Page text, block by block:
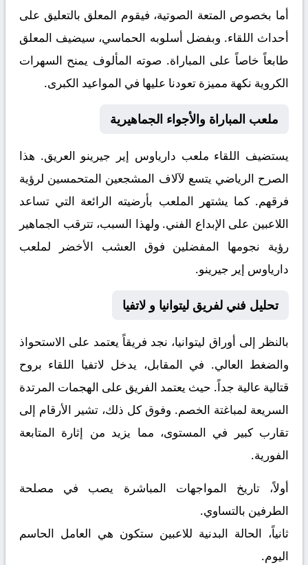
أما بخصوص المتعة الصوتية، فيقوم المعلق بالتعليق على
أحداث اللقاء. وبفضل أسلوبه الحماسي، سيضيف المعلق
طابعاً خاصاً على المباراة. صوته المألوف يمنح السهرات
الكروية نكهة مميزة تعودنا عليها في المواعيد الكبرى.
ملعب المباراة والأجواء الجماهيرية
يستضيف اللقاء ملعب دارياوس إير جيرينو العريق. هذا
الصرح الرياضي يتسع لآلاف المشجعين المتحمسين لرؤية
فرقهم. كما يشتهر الملعب بأرضيته الرائعة التي تساعد
اللاعبين على الإبداع الفني. ولهذا السبب، تترقب الجماهير
رؤية نجومها المفضلين فوق العشب الأخضر لملعب
دارياوس إير جيرينو.
تحليل فني لفريق ليتوانيا و لاتفيا
بالنظر إلى أوراق ليتوانيا، نجد فريقاً يعتمد على الاستحواذ
والضغط العالي. في المقابل، يدخل لاتفيا اللقاء بروح
قتالية عالية جداً. حيث يعتمد الفريق على الهجمات المرتدة
السريعة لمباغتة الخصم. وفوق كل ذلك، تشير الأرقام إلى
تقارب كبير في المستوى، مما يزيد من إثارة المتابعة
الفورية.
أولاً، تاريخ المواجهات المباشرة يصب في مصلحة
الطرفين بالتساوي.
ثانياً، الحالة البدنية للاعبين ستكون هي العامل الحاسم
اليوم.